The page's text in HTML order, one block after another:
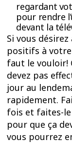
regardant
pour rendre
devant la
Si vous
positifs à votre
faut le vouloir!
devez pas
jour au
rapidement.
fois et faites-
pour que ça
vous pourrez